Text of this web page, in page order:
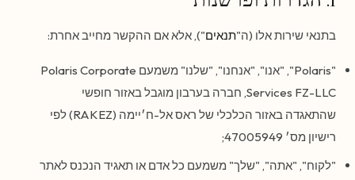
בתנאי שירות אלו (ה"תנאים"), אלא אם ההקשר מחייב אחרת:
"Polaris", "אנו", "אנחנו", "שלנו" משמעם Polaris Corporate
Services FZ-LLC, חברה בערבון מוגבל באזור חופשי
שהתאגדה באזור הכלכלי של ראס אל-ח׳יימה (RAKEZ) לפי
רישיון מס׳ 47005949;
"לקוח", "אתה", "שלך" משמעם כל אדם או תאגיד הנכנס לאתר